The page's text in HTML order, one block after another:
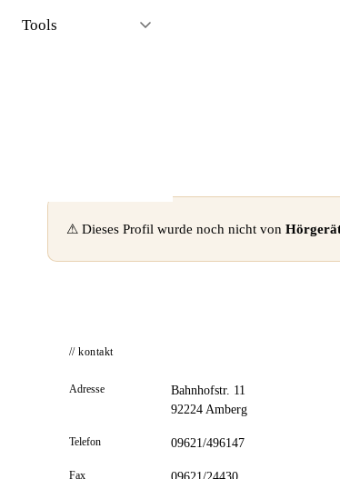
Tools
⚠ Dieses Profil wurde noch nicht von
// kontakt
Adresse
Bahnhofstr. 11
92224 Amberg
Telefon 09621/496147
Fax